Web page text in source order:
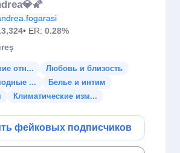
• ER: 0.28%
отн...
Любовь и близость
...
Белье и интим
Климатические изм...
фейковых подписчиков